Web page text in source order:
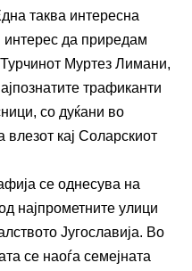
таква интересна
да приредам
Муртез Лимани,
трафиканти
со дуќани во
влезот кај Соларскиот
се однесува на
најпрометните улици
Југославија. Во
се наоѓа семејната